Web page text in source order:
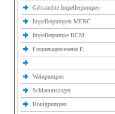
Gebrauchte Impellerpumpen
Impellerpumpen MENC
Impellerpumpe BCM
Frequenzgesteuerte P.
Weinpumpen
Schlammsauger
Honigpumpen